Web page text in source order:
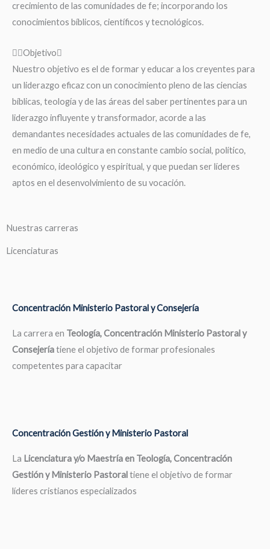
crecimiento de las comunidades de fe; incorporando los
conocimientos bíblicos, científicos y tecnológicos.
Objetivo
Nuestro objetivo es el de formar y educar a los creyentes para
un liderazgo eficaz con un conocimiento pleno de las ciencias
bíblicas, teología y de las áreas del saber pertinentes para un
liderazgo influyente y transformador, acorde a las
demandantes necesidades actuales de las comunidades de fe,
en medio de una cultura en constante cambio social, político,
económico, ideológico y espiritual, y que puedan ser líderes
aptos en el desenvolvimiento de su vocación.
Nuestras carreras
Licenciaturas
Concentración Ministerio Pastoral y Consejería
La carrera en Teología, Concentración Ministerio Pastoral y
Consejeríatiene el objetivo de formar profesionales
competentes para capacitar
Concentración Gestión y Ministerio Pastoral
La Licenciatura y/o Maestría en Teología, Concentración
Gestión y Ministerio Pastoraltiene el objetivo de formar
líderes cristianos especializados